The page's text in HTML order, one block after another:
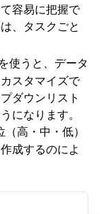
容易に把握で
、タスクごと
使うと、データ
スタマイズで
ダウンリスト
になります。
高・中・低）
成するのによ